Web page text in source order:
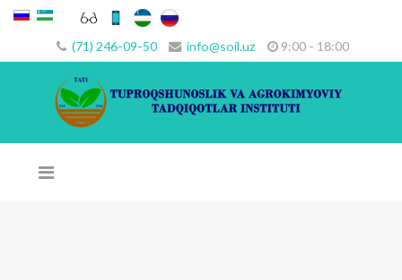
(71) 246-09-50 info@soil.uz 9:00 - 18:00